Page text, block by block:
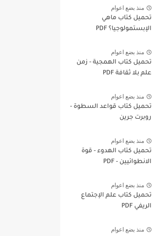
منذ بضع اعوام
تحميل كتاب ماهي
الإبستمولوجيا؟ PDF
منذ بضع اعوام
تحميل كتاب الهمجية - زمن
علم بلا ثقافة PDF
منذ بضع اعوام
تحميل كتاب قواعد السطوة -
روبرت جرين
منذ بضع اعوام
تحميل كتاب الهدوء - قوة
الانطوائيين - PDF
منذ بضع اعوام
تحميل كتاب علم الإجتماع
الريفي PDF
منذ بضع اعوام